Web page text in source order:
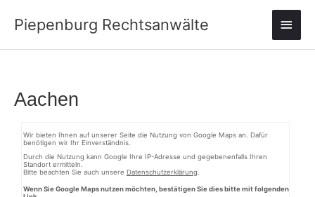
InhaltPiepenburg Rechtsanwälte
Aachen